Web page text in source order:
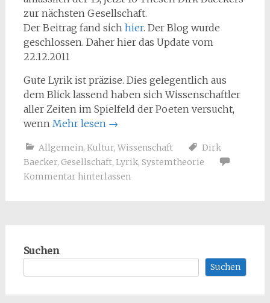
zur nächsten Gesellschaft.
Der Beitrag fand sich hier. Der Blog wurde
geschlossen. Daher hier das Update vom
22.12.2011
Gute Lyrik ist präzise. Dies gelegentlich aus
dem Blick lassend haben sich Wissenschaftler
aller Zeiten im Spielfeld der Poeten versucht,
wenn Mehr lesen →
Allgemein, Kultur, Wissenschaft
Dirk
Baecker, Gesellschaft, Lyrik, Systemtheorie
Kommentar hinterlassen
Suchen
Suchen